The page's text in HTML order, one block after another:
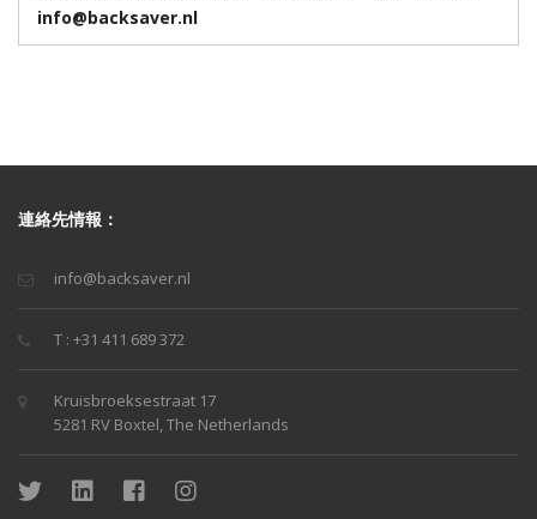
info@backsaver.nl
連絡先情報：
info@backsaver.nl
T : +31 411 689 372
Kruisbroeksestraat 17
5281 RV Boxtel, The Netherlands